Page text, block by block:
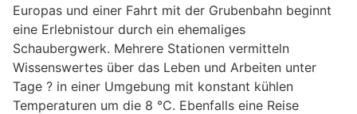
Europas und einer Fahrt mit der Grubenbahn beginnt
eine Erlebnistour durch ein ehemaliges
Schaubergwerk. Mehrere Stationen vermitteln
Wissenswertes über das Leben und Arbeiten unter
Tage ? in einer Umgebung mit konstant kühlen
Temperaturen um die 8 °C. Ebenfalls eine Reise